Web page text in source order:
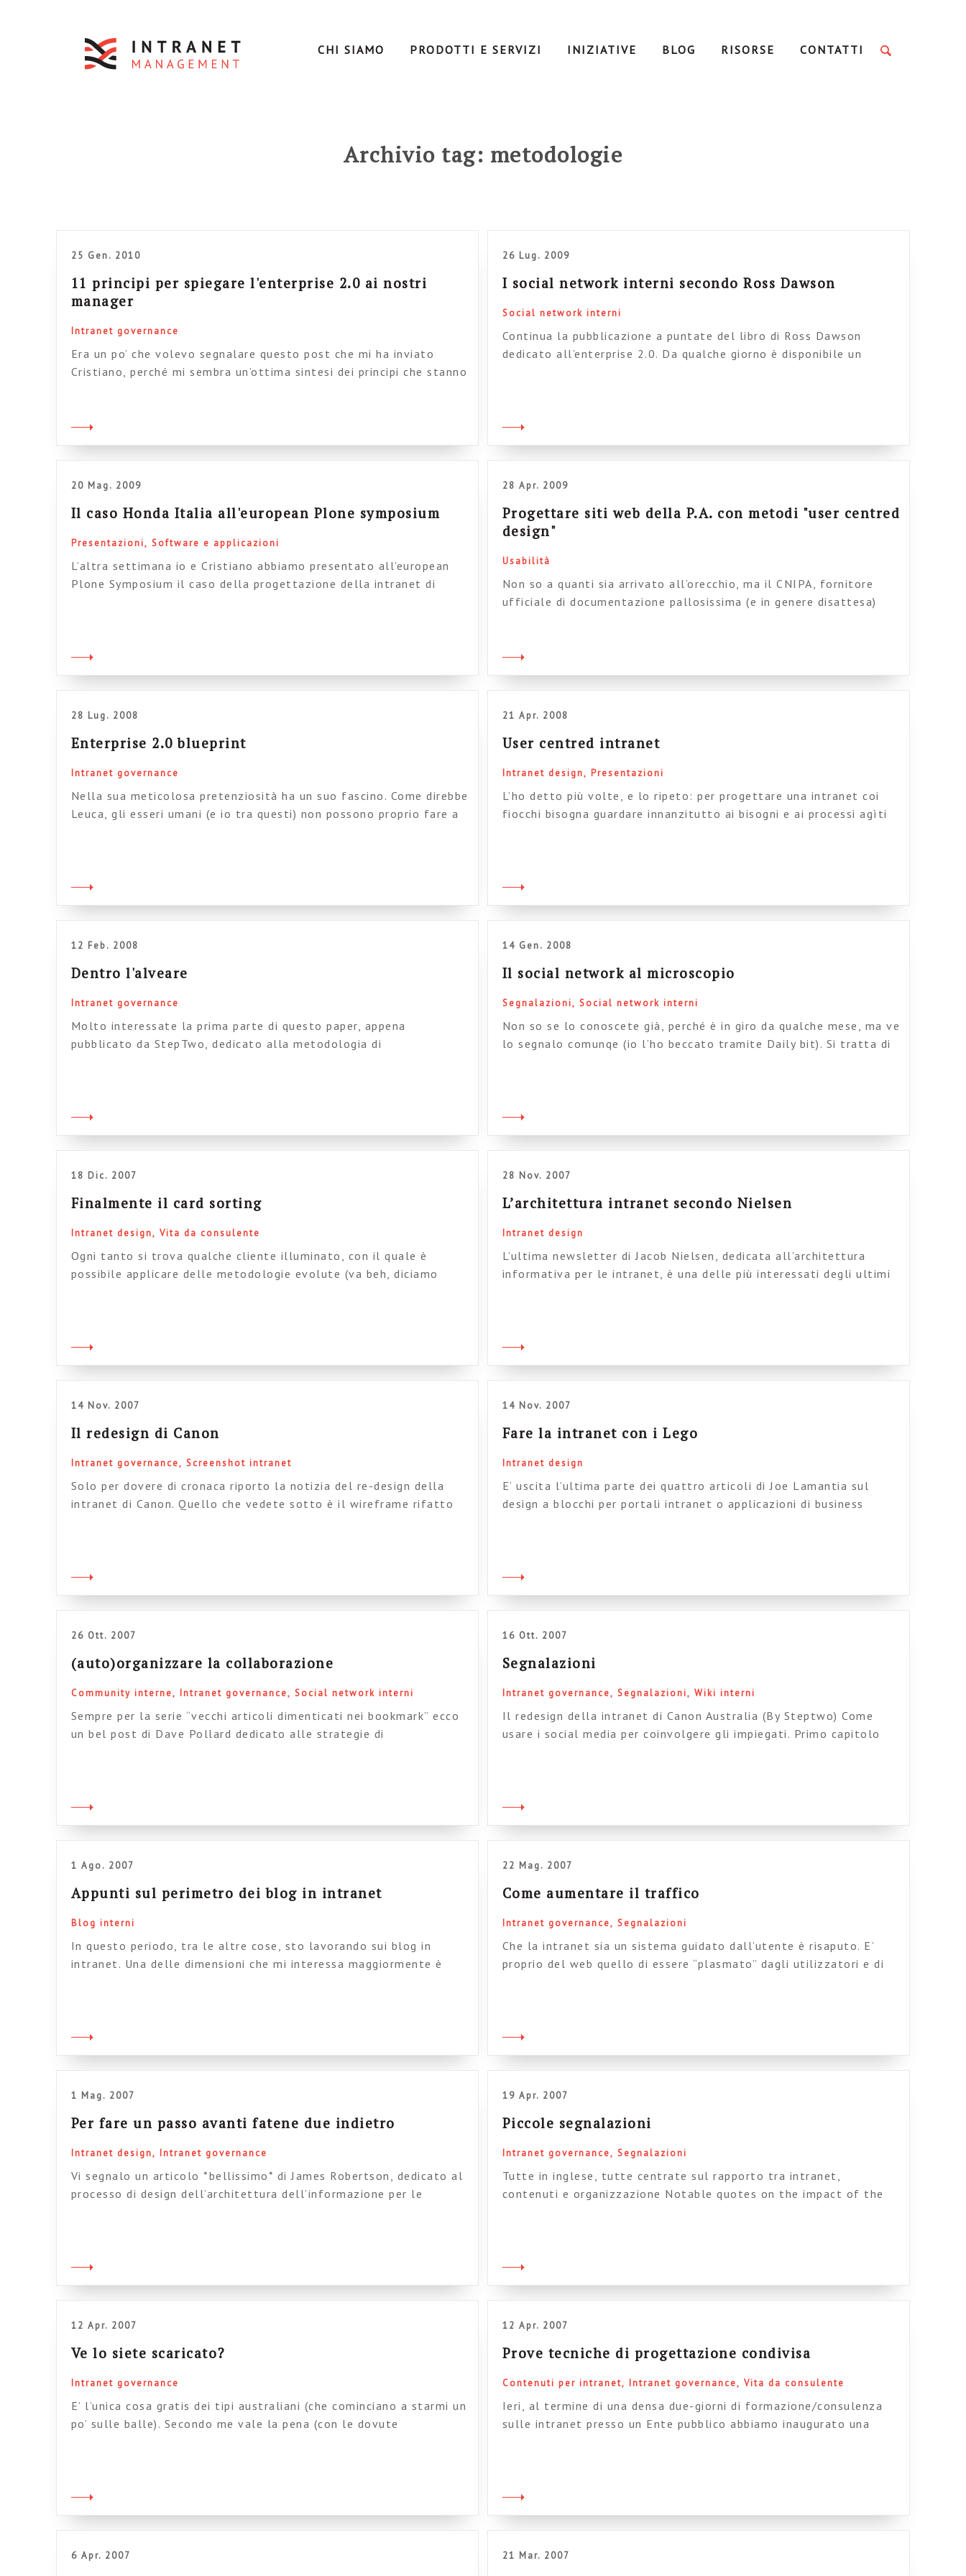
CHI SIAMO PRODOTTI E SERVIZI INIZIATIVE BLOG RISORSE CONTATTI
Archivio tag: metodologie
25 Gen. 2010
11 principi per spiegare l'enterprise 2.0 ai nostri
manager
Intranet governance
Era un po’ che volevo segnalare questo post che mi ha inviato
Cristiano, perché mi sembra un’ottima sintesi dei principi che stanno
questi progetti attraverso 11 principi oppositivi (anche se il titolo
dice 10) . Praticamente […]
26 Lug. 2009
I social network interni secondo Ross Dawson
Social network interni
Continua la pubblicazione a puntate del libro di Ross Dawson
dedicato all’enterprise 2.0. Da qualche giorno è disponibile un
_______________ Purtroppo il volume […]
20 Mag. 2009
Il caso Honda Italia all'european Plone symposium
Presentazioni Software e applicazioni
L’altra settimana io e Cristiano abbiamo presentato all’european
Plone Symposium il caso della progettazione della intranet di
tecniche di user centered design. Le belle slide preparate da
Cristiano […]
28 Apr. 2009
Progettare siti web della P.A. con metodi "user centred
design"
Usabilità
Non so a quanti sia arrivato all’orecchio, ma il CNIPA, fornitore
ufficiale di documentazione pallosissima (e in genere disattesa)
siti delle pubbliche amministrazioni“. In preda ad una insana
compulsione me lo sono letto e devo dire […]
28 Lug. 2008
Enterprise 2.0 blueprint
Intranet governance
Nella sua meticolosa pretenziosità ha un suo fascino. Come direbbe
Leuca, gli esseri umani (e io tra questi) non possono proprio fare a
21 Apr. 2008
User centred intranet
Intranet design Presentazioni
L’ho detto più volte, e lo ripeto: per progettare una intranet coi
fiocchi bisogna guardare innanzitutto ai bisogni e ai processi agìti
tanto, noi, l’azienda la […]
12 Feb. 2008
Dentro l'alveare
Intranet governance
Molto interessate la prima parte di questo paper, appena
pubblicato da StepTwo, dedicato alla metodologia di
americani ce l’hanno su col 10, mentre gli australiani con il 6. Noi
europei, […]
14 Gen. 2008
Il social network al microscopio
Segnalazioni Social network interni
Non so se lo conoscete già, perché è in giro da qualche mese, ma ve
lo segnalo comunqe (io l’ho beccato tramite Daily bit). Si tratta di
18 Dic. 2007
Finalmente il card sorting
Intranet design Vita da consulente
Ogni tanto si trova qualche cliente illuminato, con il quale è
possibile applicare delle metodologie evolute (va beh, diciamo
brainstorming e anche, udite udite, ben […]
28 Nov. 2007
L’architettura intranet secondo Nielsen
Intranet design
L’ultima newsletter di Jacob Nielsen, dedicata all’architettura
informativa per le intranet, è una delle più interessati degli ultimi
riassumere alcuni punti salienti: 1) Creare un’architettura […]
14 Nov. 2007
Il redesign di Canon
Intranet governance Screenshot intranet
Solo per dovere di cronaca riporto la notizia del re-design della
intranet di Canon. Quello che vedete sotto è il wireframe rifatto
14 Nov. 2007
Fare la intranet con i Lego
Intranet design
E’ uscita l’ultima parte dei quattro articoli di Joe Lamantia sul
design a blocchi per portali intranet o applicazioni di business
26 Ott. 2007
(auto)organizzare la collaborazione
Community interne Intranet governance Social network interni
Sempre per la serie “vecchi articoli dimenticati nei bookmark” ecco
un bel post di Dave Pollard dedicato alle strategie di
possano far crescere viralmente il modello di collaborazione […]
16 Ott. 2007
Segnalazioni
Intranet governance Segnalazioni Wiki interni
Il redesign della intranet di Canon Australia (By Steptwo) Come
usare i social media per coinvolgere gli impiegati. Primo capitolo
articolo sulle intranet dento le organizzazioni no-profit (by
Techsoup) Un altro caso […]
1 Ago. 2007
Appunti sul perimetro dei blog in intranet
Blog interni
In questo periodo, tra le altre cose, sto lavorando sui blog in
intranet. Una delle dimensioni che mi interessa maggiormente è
oggetto monolitico facciamo […]
22 Mag. 2007
Come aumentare il traffico
Intranet governance Segnalazioni
Che la intranet sia un sistema guidato dall’utente è risaputo. E’
proprio del web quello di essere “plasmato” dagli utilizzatori e di
1 Mag. 2007
Per fare un passo avanti fatene due indietro
Intranet design Intranet governance
Vi segnalo un articolo *bellissimo* di James Robertson, dedicato al
processo di design dell’architettura dell’informazione per le
si comincia con lo studio dell’utilizzo del sito da parte […]
19 Apr. 2007
Piccole segnalazioni
Intranet governance Segnalazioni
Tutte in inglese, tutte centrate sul rapporto tra intranet,
contenuti e organizzazione Notable quotes on the impact of the
must cover the three purposes (Ir)responsible content
12 Apr. 2007
Ve lo siete scaricato?
Intranet governance
E’ l’unica cosa gratis dei tipi australiani (che cominciano a starmi un
po’ sulle balle). Secondo me vale la pena (con le dovute
12 Apr. 2007
Prove tecniche di progettazione condivisa
Contenuti per intranet Intranet governance Vita da consulente
Ieri, al termine di una densa due-giorni di formazione/consulenza
sulle intranet presso un Ente pubblico abbiamo inaugurato una
diversi settori aziendali ritenuti “strategici” per il progetto.
Ovviamente mi sono […]
6 Apr. 2007 21 Mar. 2007